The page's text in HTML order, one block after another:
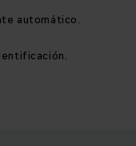
automático.